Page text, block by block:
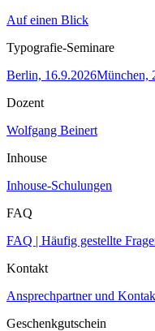
Auf einen Blick
Typografie-Seminare
Berlin, 16.9.2026München,
Dozent
Wolfgang Beinert
Inhouse
Inhouse-Schulungen
FAQ
FAQ | Häufig gestellte
Kontakt
Ansprechpartner und
Geschenkgutschein